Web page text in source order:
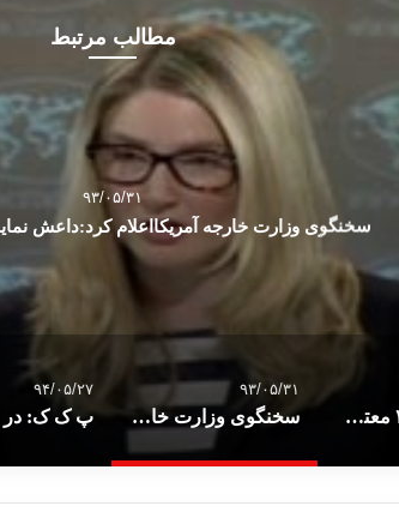
مطالب مرتبط
۹۳/۰۵/۳۱
سخنگوی وزارت خارجه آمریکااعلام کرد:داعش
پلیس مصر ۲۳ معترض را بازداشت کرد
۹۳/۰۵/۳۱
سخنگوی وزارت خارجه آمریکااعلام کرد:داعش نماینده هیچ دینی نیست
۹۴/۰۵/۲۷